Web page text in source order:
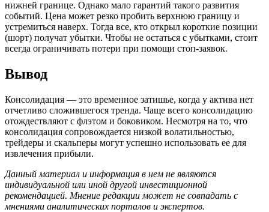
нижней границе. Однако мало гарантий такого развития
событий. Цена может резко пробить верхнюю границу и
устремиться наверх. Тогда все, кто открыл короткие позиции
(шорт) получат убытки. Чтобы не остаться с убытками, стоит
всегда ограничивать потери при помощи стоп-заявок.
Вывод
Консолидация — это временное затишье, когда у актива нет
отчетливо сложившегося тренда. Чаще всего консолидацию
отождествляют с флэтом и боковиком. Несмотря на то, что
консолидация сопровождается низкой волатильностью,
трейдеры и скальперы могут успешно использовать ее для
извлечения прибыли.
Данный материал и информация в нем не являются
индивидуальной или иной другой инвестиционной
рекомендацией. Мнение редакции может не совпадать с
мнениями аналитических порталов и экспертов.